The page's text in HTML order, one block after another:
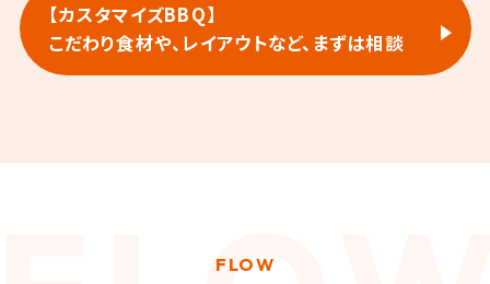
【カスタマイズBBQ】
こだわり食材や、 レイアウトなど、まずは相談
FLOW